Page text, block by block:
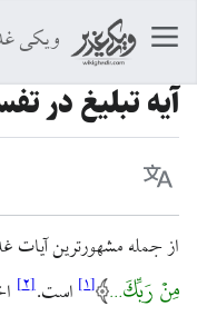
ویکی
آیه تبلیغ در
زبان
از جمله مشهورترین آیات
مِنْ رَبِّکَ… [۱] است.[۲]